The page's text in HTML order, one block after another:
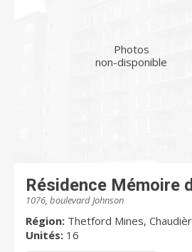
Photos
non-disponible
Résidence Mémoire
1076, boulevard Johnson
Région: Thetford Mines,
Unités: 16